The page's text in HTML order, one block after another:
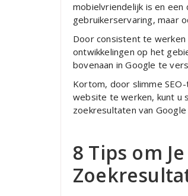
mobielvriendelijk is en
gebruikerservaring, maar
Door consistent te
ontwikkelingen op het
bovenaan in Google te
Kortom, door slimme
website te werken, kunt u
zoekresultaten van Google
8 Tips om